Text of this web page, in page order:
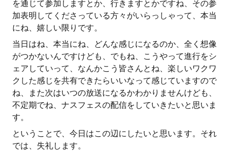
を通じて参加しますとか、行きますとかですね、その参
加表明してくださっている方々がいらっしゃって、本当
にね、嬉しい限りです。
当日はね、本当にね、どんな感じになるのか、全く想像
がつかないんですけども、でもね、こうやって進行をシ
ェアしていって、なんかこう皆さんとね、楽しいワクワ
クした感じを共有できたらいいなって感じていますので
ね、また次はいつの放送になるかわかりませんけども、
不定期でね、ナスフェスの配信をしていきたいと思いま
す。
ということで、今日はこの辺にしたいと思います。それ
では、失礼します。